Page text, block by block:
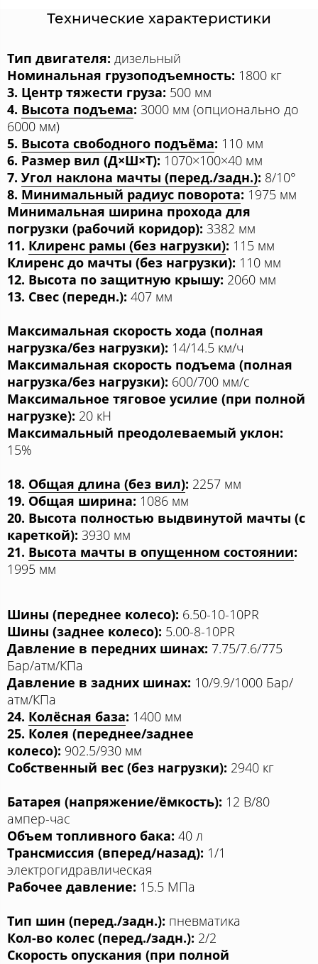
Технические характеристики
Тип двигателя: дизельный
Номинальная грузоподъемность: 1800 кг
3. Центр тяжести груза: 500 мм
4. Высота подъема: 3000 мм (опционально до
6000 мм)
5. Высота свободного подъёма: 110 мм
6. Размер вил (Д×Ш×Т): 1070×100×40 мм
7. Угол наклона мачты (перед./задн.): 8/10°
8. Минимальный радиус поворота: 1975 мм
Минимальная ширина прохода для
погрузки (рабочий коридор): 3382 мм
11. Клиренс рамы (без нагрузки): 115 мм
Клиренс до мачты (без нагрузки): 110 мм
12. Высота по защитную крышу: 2060 мм
13. Свес (передн.): 407 мм
Максимальная скорость хода (полная
нагрузка/без нагрузки): 14/14.5 км/ч
Максимальная скорость подъема (полная
нагрузка/без нагрузки): 600/700 мм/с
Максимальное тяговое усилие (при полной
нагрузке): 20 кН
Максимальный преодолеваемый уклон:
15%
18. Общая длина (без вил): 2257 мм
19. Общая ширина: 1086 мм
20. Высота полностью выдвинутой мачты (с
кареткой): 3930 мм
21. Высота мачты в опущенном состоянии:
1995 мм
Шины (переднее колесо): 6.50-10-10PR
Шины (заднее колесо): 5.00-8-10PR
Давление в передних шинах: 7.75/7.6/775
Бар/атм/КПа
Давление в задних шинах: 10/9.9/1000 Бар/
атм/КПа
24. Колёсная база: 1400 мм
25. Колея (переднее/заднее
колесо): 902.5/930 мм
Собственный вес (без нагрузки): 2940 кг
Батарея (напряжение/ёмкость): 12 В/80
ампер-час
Объем топливного бака: 40 л
Трансмиссия (вперед/назад): 1/1
электрогидравлическая
Рабочее давление: 15.5 МПа
Тип шин (перед./задн.): пневматика
Кол-во колес (перед./задн.): 2/2
Скорость опускания (при полной